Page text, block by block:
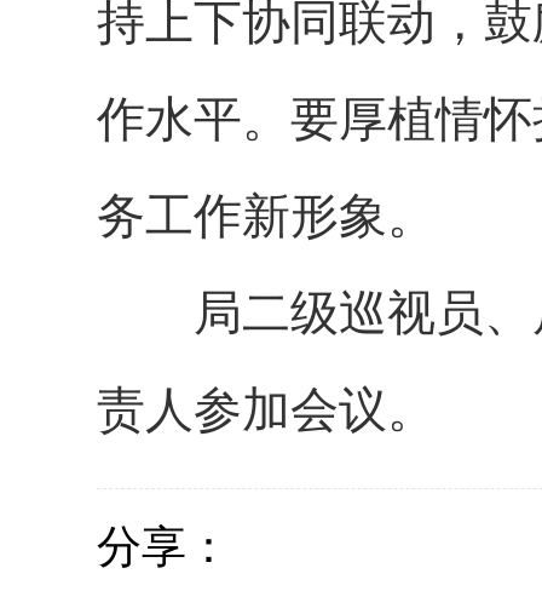
持上下协同联动，
作水平。要厚植情
务工作新形象。
局二级巡视员
责人参加会议。
分享：